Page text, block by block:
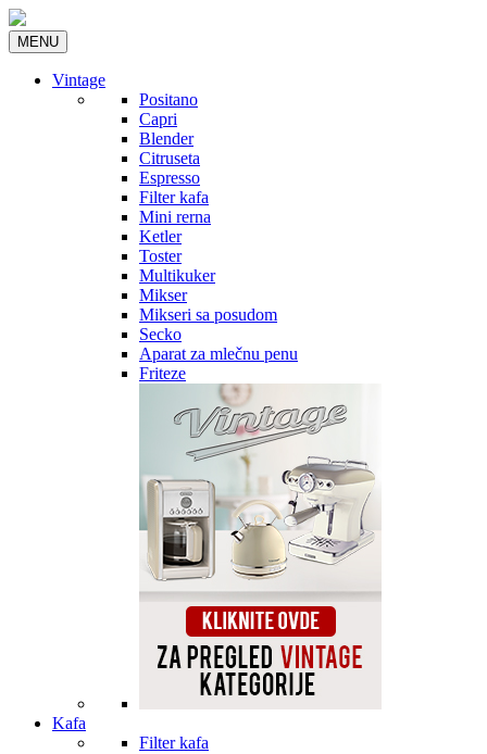
MENU
Vintage
Positano
Capri
Blender
Citruseta
Espresso
Filter kafa
Mini rerna
Ketler
Toster
Multikuker
Mikser
Mikseri sa posudom
Secko
Aparat za mlečnu penu
Friteze
Kafa
Filter kafa